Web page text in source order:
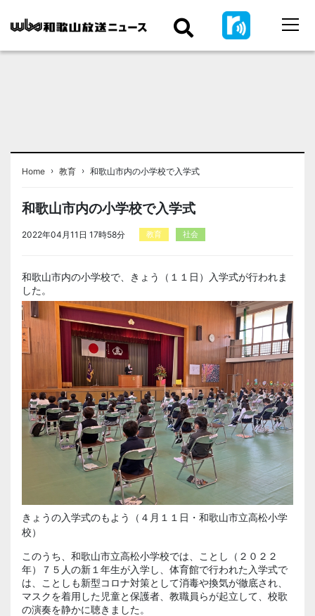
Home › 教育 › 和歌山市内の小学校で入学式
和歌山市内の小学校で入学式
2022年04月11日 17時58分 教育 社会
和歌山市内の小学校で、きょう（１１日）入学式が行われま
した。
きょうの入学式のもよう（４月１１日・和歌山市立高松小学
校）
このうち、和歌山市立高松小学校では、ことし（２０２２
年）７５人の新１年生が入学し、体育館で行われた入学式で
は、ことしも新型コロナ対策として消毒や換気が徹底され、
マスクを着用した児童と保護者、教職員らが起立して、校歌
の演奏を静かに聴きました。